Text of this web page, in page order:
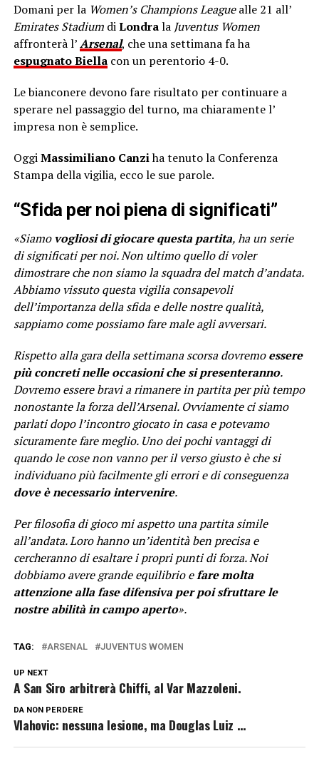
Domani per la Women’s Champions Leaguealle 21 all’
Emirates StadiumdiLondrala Juventus Women
affronterà l’Arsenal, che una settimana fa ha
espugnato Biellacon un perentorio 4-0.
Le bianconere devono fare risultato per continuare a
sperare nel passaggio del turno, ma chiaramente l’
impresa non è semplice.
OggiMassimiliano Canziha tenuto la Conferenza
Stampa della vigilia, ecco le sue parole.
“Sfida per noi piena di significati”
«Siamovogliosi di giocare questa partita, ha un serie
di significati per noi. Non ultimo quello di voler
dimostrare che non siamo la squadra del match d’andata.
Abbiamo vissuto questa vigilia consapevoli
dell’importanza della sfida e delle nostre qualità,
sappiamo come possiamo fare male agli avversari.
Rispetto alla gara della settimana scorsa dovremoessere
più concreti nelle occasioni che si presenteranno.
Dovremo essere bravi a rimanere in partita per più tempo
nonostante la forza dell’Arsenal. Ovviamente ci siamo
parlati dopo l’incontro giocato in casa e potevamo
sicuramente fare meglio. Uno dei pochi vantaggi di
quando le cose non vanno per il verso giusto è che si
individuano più facilmente gli errori e di conseguenza
dove è necessario intervenire.
Per filosofia di gioco mi aspetto una partita simile
all’andata. Loro hanno un’identità ben precisa e
cercheranno di esaltare i propri punti di forza. Noi
dobbiamo avere grande equilibrio efare molta
attenzione alla fase difensiva per poi sfruttare le
nostre abilità in campo aperto».
TAG: ARSENAL JUVENTUS WOMEN
UP NEXT
A San Siro arbitrerà Chiffi, al Var Mazzoleni.
DA NON PERDERE
Vlahovic: nessuna lesione, ma Douglas Luiz …